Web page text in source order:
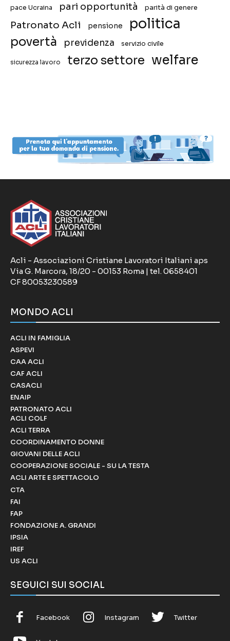
pace Ucraina pari opportunità parità di genere
Patronato Acli pensione politica
povertà previdenza servizio civile
sicurezza lavoro terzo settore welfare
Acli - Associazioni Cristiane Lavoratori Italiani aps
Via G. Marcora, 18/20 - 00153 Roma | tel. 0658401
CF 80053230589
MONDO ACLI
ACLI IN FAMIGLIA
ASPEVI
CAA ACLI
CAF ACLI
CASACLI
ENAIP
PATRONATO ACLI
ACLI COLF
ACLI TERRA
COORDINAMENTO DONNE
GIOVANI DELLE ACLI
COOPERAZIONE SOCIALE - SU LA TESTA
ACLI ARTE E SPETTACOLO
CTA
FAI
FAP
FONDAZIONE A. GRANDI
IPSIA
IREF
US ACLI
SEGUICI SUI SOCIAL
Facebook Instagram Twitter